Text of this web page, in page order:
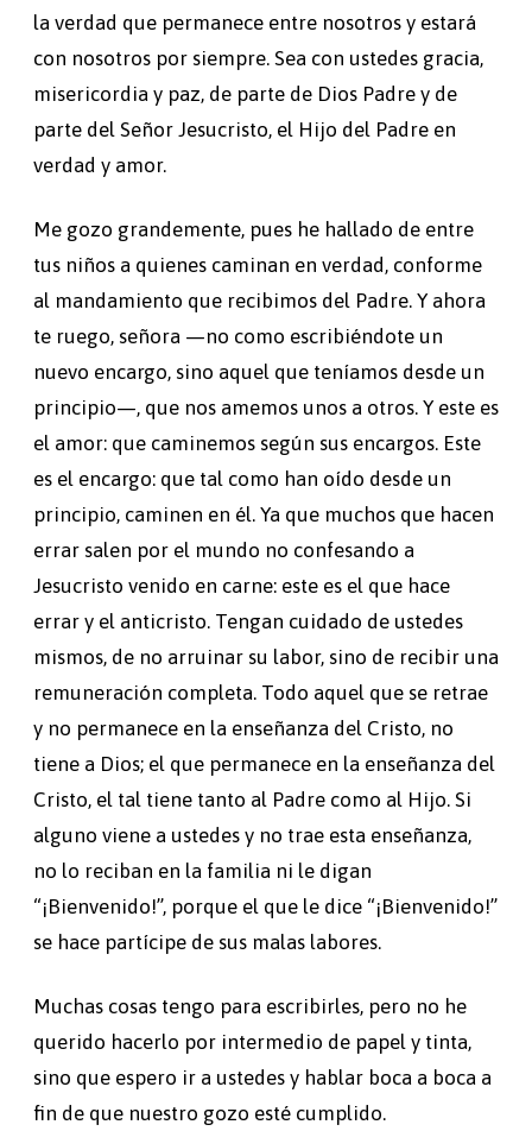
la verdad que permanece entre nosotros y estará
con nosotros por siempre. Sea con ustedes gracia,
misericordia y paz, de parte de Dios Padre y de
parte del Señor Jesucristo, el Hijo del Padre en
verdad y amor.
Me gozo grandemente, pues he hallado de entre
tus niños a quienes caminan en verdad, conforme
al mandamiento que recibimos del Padre. Y ahora
te ruego, señora —no como escribiéndote un
nuevo encargo, sino aquel que teníamos desde un
principio—, que nos amemos unos a otros. Y este es
el amor: que caminemos según sus encargos. Este
es el encargo: que tal como han oído desde un
principio, caminen en él. Ya que muchos que hacen
errar salen por el mundo no confesando a
Jesucristo venido en carne: este es el que hace
errar y el anticristo. Tengan cuidado de ustedes
mismos, de no arruinar su labor, sino de recibir una
remuneración completa. Todo aquel que se retrae
y no permanece en la enseñanza del Cristo, no
tiene a Dios; el que permanece en la enseñanza del
Cristo, el tal tiene tanto al Padre como al Hijo. Si
alguno viene a ustedes y no trae esta enseñanza,
no lo reciban en la familia ni le digan
“¡Bienvenido!”, porque el que le dice “¡Bienvenido!”
se hace partícipe de sus malas labores.
Muchas cosas tengo para escribirles, pero no he
querido hacerlo por intermedio de papel y tinta,
sino que espero ir a ustedes y hablar boca a boca a
fin de que nuestro gozo esté cumplido.